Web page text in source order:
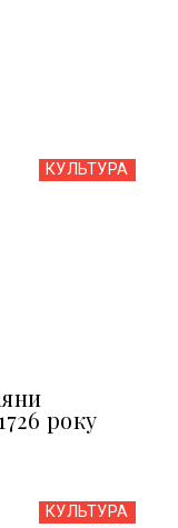
КУЛЬТУРА
року
КУЛЬТУРА